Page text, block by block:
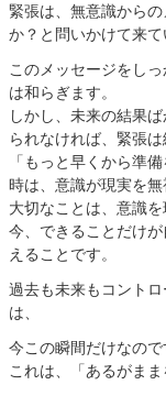
緊張は、無意識から
か？と問いかけて来て
このメッセージをし
は和らぎます。
しかし、未来の結果
られなければ、緊張は
「もっと早くから準
時は、意識が現実を無
大切なことは、意識を
今、できることだけ
えることです。
過去も未来もコント
は、
今この瞬間だけなので
これは、「あるがま